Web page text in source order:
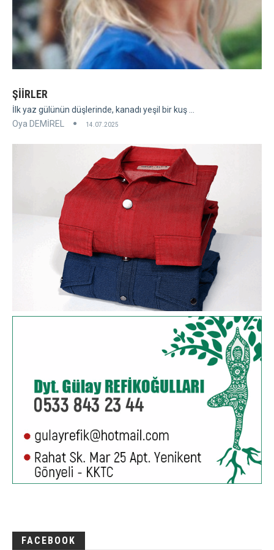
ŞİİRLER
İlk yaz gülünün düşlerinde, kanadı yeşil bir kuş ...
Oya DEMİREL
14.07.2025
FACEBOOK